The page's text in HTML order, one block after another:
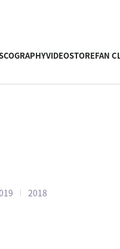
VIDEOSTOREFAN
2018